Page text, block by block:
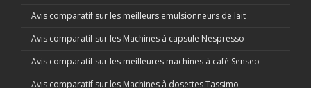
Avis comparatif sur les meilleurs emulsionneurs de lait
Avis comparatif sur les Machines à capsule Nespresso
Avis comparatif sur les meilleures machines à café Senseo
Avis comparatif sur les Machines à dosettes Tassimo